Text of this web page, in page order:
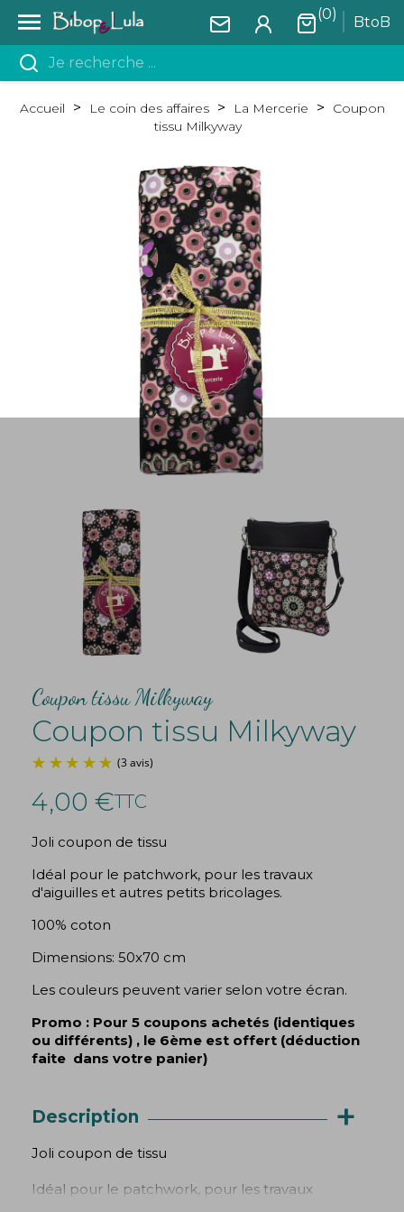
 BtoB
(0)
Accueil Le coin des affaires La Mercerie
Coupon
tissu Milkyway
Coupon tissu Milkyway
Coupon tissu Milkyway
(3 avis)
4,00 €TTC
Joli coupon de tissu
Idéal pour le patchwork, pour les travaux
d'aiguilles et autres petits bricolages.
100% coton
Dimensions: 50x70 cm
Les couleurs peuvent varier selon votre écran.
Promo : Pour 5 coupons achetés (identiques
ou différents) , le 6ème est offert (déduction
faite dans votre panier)
Description +
Joli coupon de tissu
Idéal pour le patchwork, pour les travaux